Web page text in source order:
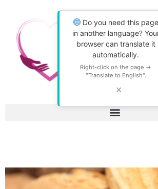
Do you need this page
in another language?
browser can translate it
automatically.
Right-click on the page →
"Translate to English".
✕